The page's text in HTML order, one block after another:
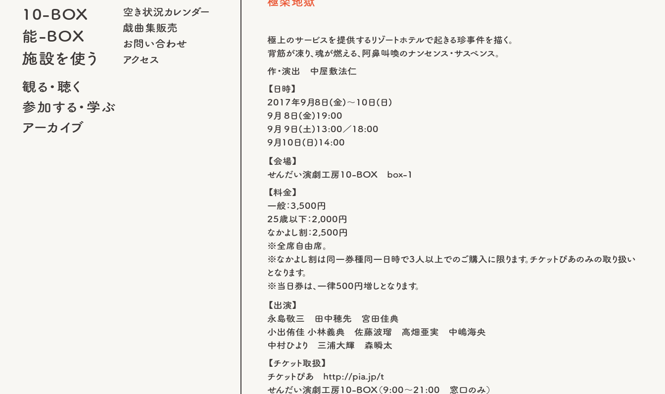
10-BOX
能-BOX
施設を使う
観る・聴く
参加する・学ぶ
アーカイブ
空き状況カレンダー
戯曲集販売
お問い合わせ
アクセス
極上のサービスを提供するリゾートホテルで起きる珍事件を描く。
背筋が凍り、魂が燃える、阿鼻叫喚のナンセンス・サスペンス。
作・演出 中屋敷法仁
【日時】
2017年9月8日(金)～10日(日)
9月 8日(金)19:00
9月 9日(土)13:00／18:00
9月10日(日)14:00
【会場】
せんだい演劇工房10-BOX box-1
【料金】
一般：3,500円
25歳以下：2,000円
なかよし割：2,500円
※全席自由席。
※なかよし割は同一券種同一日時で3人以上でのご購入に限ります。チケットぴあのみの取り扱い
となります。
※当日券は、一律500円増しとなります。
【出演】
永島敬三 田中穂先 宮田佳典
小出侑佳 小林義典 佐藤波瑠 高畑亜実 中嶋海央
中村ひより 三浦大輝 森瞬太
【チケット取扱】
チケットぴあ http://pia.jp/t
せんだい演劇工房10-BOX（9:00～21:00 窓口のみ）